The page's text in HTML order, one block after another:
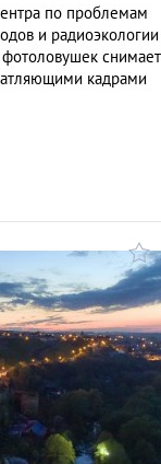
по проблемам
и радиоэкологии
снимает
кадрами